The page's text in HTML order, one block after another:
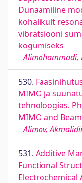
Dünaamiline
kohalikult
vibratsiooni
kogumiseks
Alimohammadi,
530.
MIMO ja
tehnoloogias.
MIMO and
Alimov,
531. Additive
Functional
Electrochemical